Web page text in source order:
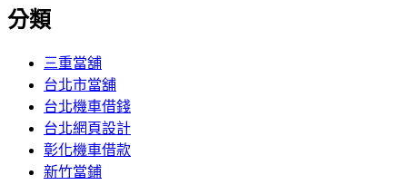
分類
三重當舖
台北市當舖
台北機車借錢
台北網頁設計
彰化機車借款
新竹當鋪